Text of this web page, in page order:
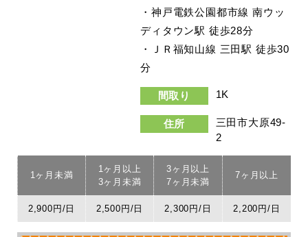
・神戸電鉄公園都市線 南ウッ
ディタウン駅 徒歩28分
・ＪＲ福知山線 三田駅 徒歩30
分
間取り 1K
住所
三田市大原49-
2
1ヶ月未満
1ヶ月以上
3ヶ月未満
3ヶ月以上
7ヶ月未満
7ヶ月以上
2,900円/日 2,500円/日 2,300円/日 2,200円/日